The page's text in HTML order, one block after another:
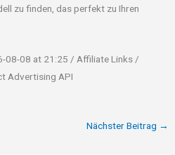
zu finden, das perfekt zu Ihren
08-08 at 21:25 / Affiliate Links /
Advertising API
Nächster Beitrag →